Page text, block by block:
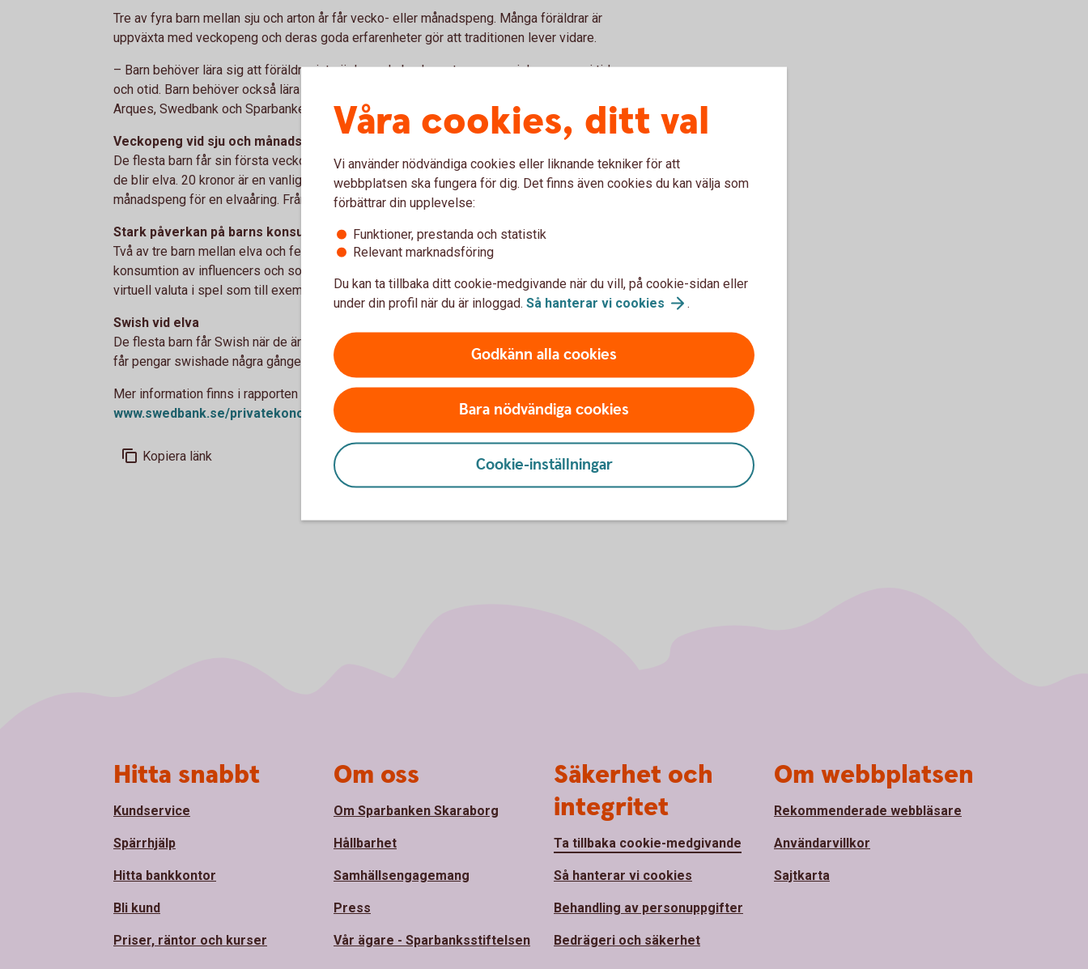
Tre av fyra barn mellan sju och arton år får vecko- eller månadspeng. Många föräldrar är
uppväxta med veckopeng och deras goda erfarenheter gör att traditionen lever vidare.
– Barn behöver lära sig att föräldrar inte är levande bankomater som swishar pengar i tid
och otid. Barn behöver också lära sig att en sparad slant är en lyckoslant, säger Arturo
Arques, Swedbank och Sparbankernas privatekonom.
Veckopeng vid sju och månadspeng vid elva
De flesta barn får sin första veckopeng när de är sju år och går över till månadspeng när
de blir elva. 20 kronor är en vanlig veckopeng för en sjuåring och 200 kronor en vanlig
månadspeng för en elvaåring. Från 16 år får de flesta förfoga över sitt studiebidrag.
Stark påverkan på barns konsumtion
Två av tre barn mellan elva och femton år påverkas mycket eller ganska mycket i sin
konsumtion av influencers och sociala medier. Nästan hälften av barnen har använt
virtuell valuta i spel som till exempel Roblox eller Fortnite.
Swish vid elva
De flesta barn får Swish när de är elva år gamla. Nästan hälften av elva- och tolvåringarna
får pengar swishade några gånger i månaden, var femte får det minst en gång i veckan.
Mer information finns i rapporten Veckopeng – vägen till finansiell hälsa på
www.swedbank.se/privatekonomi
Kopiera länk
Våra cookies, ditt val
Vi använder nödvändiga cookies eller liknande tekniker för att
webbplatsen ska fungera för dig. Det finns även cookies du kan välja som
förbättrar din upplevelse:
Funktioner, prestanda och statistik
Relevant marknadsföring
Du kan ta tillbaka ditt cookie-medgivande när du vill, på cookie-sidan eller
under din profil när du är inloggad. Så hanterar vi cookies .
Godkänn alla cookies
Bara nödvändiga cookies
Cookie-inställningar
Hitta snabbt
Kundservice
Spärrhjälp
Hitta bankkontor
Bli kund
Priser, räntor och kurser
Om oss
Om Sparbanken Skaraborg
Hållbarhet
Samhällsengagemang
Press
Vår ägare - Sparbanksstiftelsen
Säkerhet och
integritet
Ta tillbaka cookie-medgivande
Så hanterar vi cookies
Behandling av personuppgifter
Bedrägeri och säkerhet
Om webbplatsen
Rekommenderade webbläsare
Användarvillkor
Sajtkarta